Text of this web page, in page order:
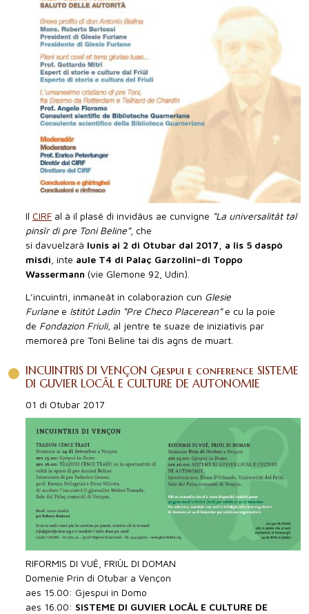
Il CIRF al à il plasê di invidâus ae cunvigne “La universalitât tal
pinsîr di pre Toni Beline”, che
si davuelzarà lunis ai 2 di Otubar dal 2017, a lis 5 daspò
misdì , inte aule T4 di Palaç Garzolini–di Toppo
Wassermann (vie Glemone 92, Udin).
L’incuintri, inmaneât in colaborazion cun Glesie
Furlane e Istitût Ladin “Pre Checo Placerean”e cu la poie
de Fondazion Friuli, al jentre te suaze de iniziativis par
memoreâ pre Toni Beline tai dîs agns de muart.
INCUINTRIS DI VENÇON Gjespui e conference SISTEME
DI GUVIER LOCÂL E CULTURE DE AUTONOMIE
01 di Otubar 2017
RIFORMIS DI VUÊ, FRIÛL DI DOMAN
Domenie Prin di Otubar a Vençon
aes 15.00: Gjespui in Domo
aes 16.00: SISTEME DI GUVIER LOCÂL E CULTURE DE